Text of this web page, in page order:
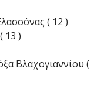
( 12 )
13 )
Βλαχογιαννίου (